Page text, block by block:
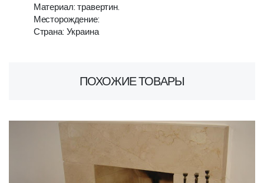
Материал: травертин.
Месторождение:
Страна: Украина
ПОХОЖИЕ ТОВАРЫ